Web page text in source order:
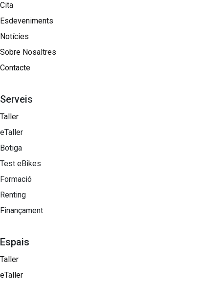
Cita
Esdeveniments
Notícies
Sobre Nosaltres​
Contacte
Serveis
Taller
eTaller
Botiga
Test eBikes
Formació
Renting
Finançament
Espais
Taller
eTaller